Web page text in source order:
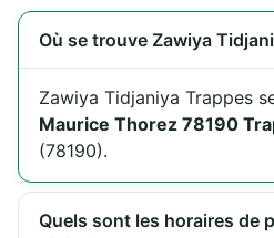
Où se trouve Zawiya
Zawiya Tidjaniya Trappes
Maurice Thorez 78190
(78190).
Quels sont les horaires de